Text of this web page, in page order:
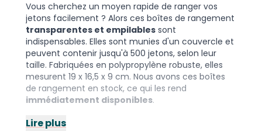
Vous cherchez un moyen rapide de ranger vos
jetons facilement ? Alors ces boîtes de rangement
transparentes et empilables sont
indispensables. Elles sont munies d'un couvercle et
peuvent contenir jusqu'à 500 jetons, selon leur
taille. Fabriquées en polypropylène robuste, elles
mesurent 19 x 16,5 x 9 cm. Nous avons ces boîtes
de rangement en stock, ce qui les rend
immédiatement disponibles.
Lire plus